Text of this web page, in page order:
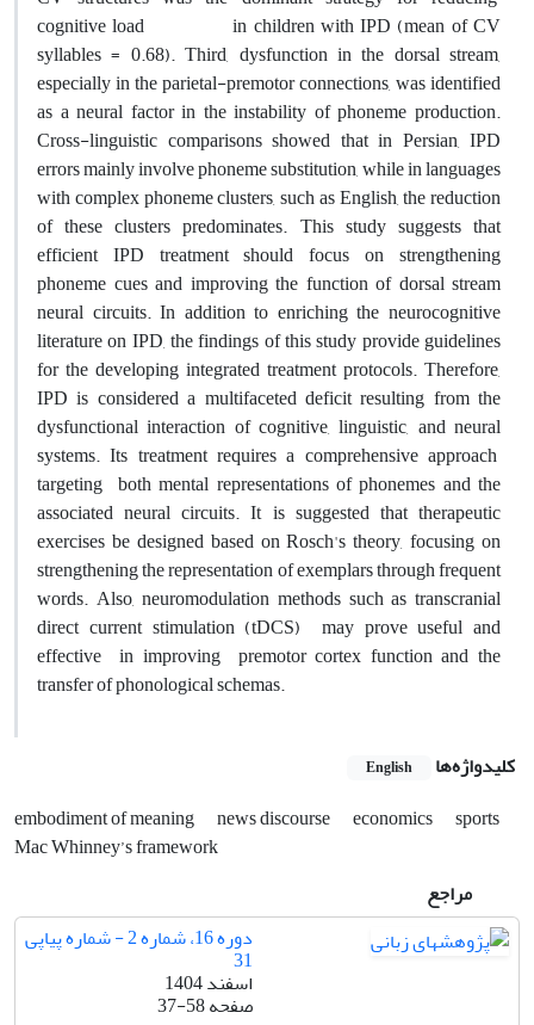
cognitive load in children with IPD (mean of CV
syllables = 0.68). Third, dysfunction in the dorsal stream,
especially in the parietal-premotor connections, was identified
as a neural factor in the instability of phoneme production.
Cross-linguistic comparisons showed that in Persian, IPD
errors mainly involve phoneme substitution, while in languages
with complex phoneme clusters, such as English, the reduction
of these clusters predominates. This study suggests that
efficient IPD treatment should focus on strengthening
phoneme cues and improving the function of dorsal stream
neural circuits. In addition to enriching the neurocognitive
literature on IPD, the findings of this study provide guidelines
for the developing integrated treatment protocols. Therefore,
IPD is considered a multifaceted deficit resulting from the
dysfunctional interaction of cognitive, linguistic, and neural
systems. Its treatment requires a comprehensive approach
targeting both mental representations of phonemes and the
associated neural circuits. It is suggested that therapeutic
exercises be designed based on Rosch's theory, focusing on
strengthening the representation of exemplars through frequent
words. Also, neuromodulation methods such as transcranial
direct current stimulation (tDCS) may prove useful and
effective in improving premotor cortex function and the
transfer of phonological schemas.
کلیدواژه‌ها English
embodiment of meaning news discourse economics
sports
Mac Whinney’s framework
مراجع
دوره 16، شماره 2 - شماره پیاپی
31
اسفند 1404
صفحه37-58